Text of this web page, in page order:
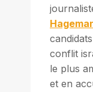
conflit
le plus
et en